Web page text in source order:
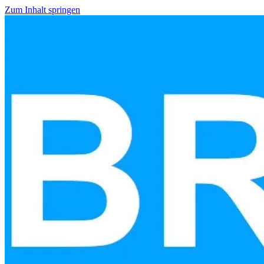
Zum Inhalt springen